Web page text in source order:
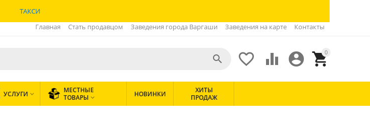
ТАКСИ
Главная Стать продавцом Заведения города Варгаши Заведения на карте Контакты
0


 

УСЛУГИ 
МЕСТНЫЕ
ТОВАРЫ  НОВИНКИ
ХИТЫ
ПРОДАЖ